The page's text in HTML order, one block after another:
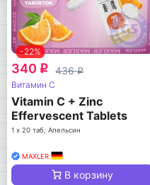
-22%
340 q 436q
Витамин C
Vitamin C + Zinc
Effervescent Tablets
1 х 20 таб, Апельсин
MAXLER
В корзину